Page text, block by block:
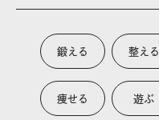
鍛える 整える
痩せる 遊ぶ